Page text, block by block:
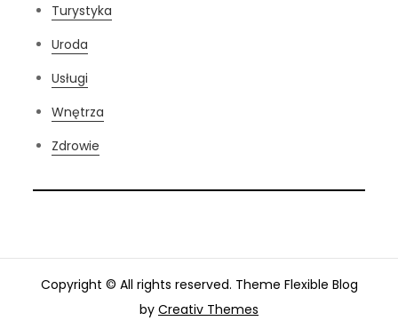
Turystyka
Uroda
Usługi
Wnętrza
Zdrowie
Copyright © All rights reserved. Theme Flexible Blog
by Creativ Themes